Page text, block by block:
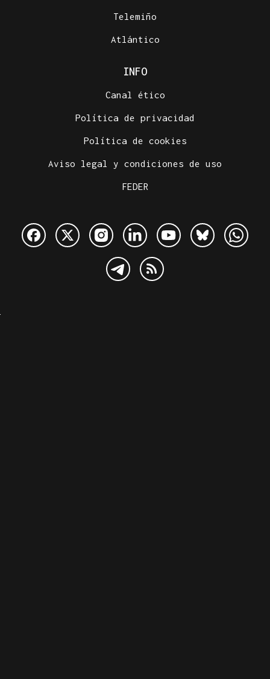
Telemiño
Atlántico
INFO
Canal ético
Política de privacidad
Política de cookies
Aviso legal y condiciones de uso
FEDER